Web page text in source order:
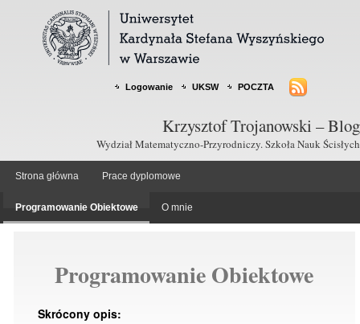
Logowanie UKSW POCZTA
Krzysztof Trojanowski – Blog
Wydział Matematyczno-Przyrodniczy. Szkoła Nauk Ścisłych
Strona główna Prace dyplomowe
Programowanie Obiektowe O mnie
Programowanie Obiektowe
Skrócony opis: